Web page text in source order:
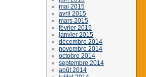
mai 2015
avril 2015
mars 2015
février 2015
janvier 2015
décembre 2014
novembre 2014
octobre 2014
septembre 2014
août 2014